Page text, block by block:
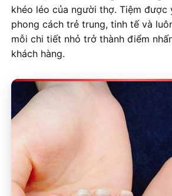
khéo léo của người thợ. Tiệm được
phong cách trẻ trung, tinh tế và
mỗi chi tiết nhỏ trở thành điểm
khách hàng.